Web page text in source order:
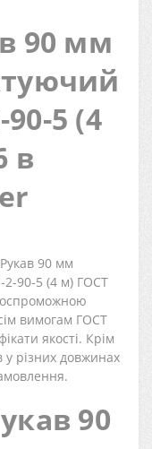
90 мм
5 (4
в
90 мм
90-5 (4 м) ГОСТ
вимогам ГОСТ
якості. Крім
різних довжинах
90